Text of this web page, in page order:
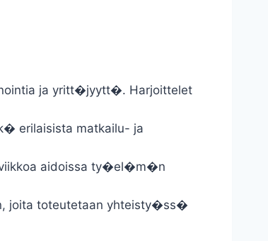
ja yritt�jyytt�. Harjoittelet
erilaisista matkailu- ja
aidoissa ty�el�m�n
joita toteutetaan yhteisty�ss�